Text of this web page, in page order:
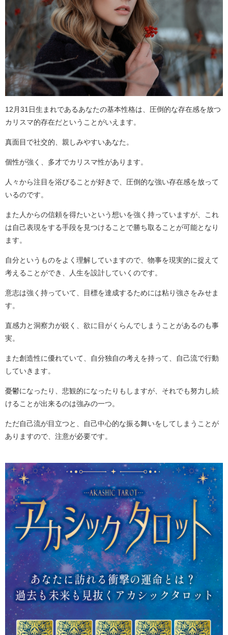
12月31日生まれであるあなたの基本性格は、圧倒的な存在感を放つ
カリスマ的存在だということがいえます。
真面目で社交的、親しみやすいあなた。
個性が強く、多才でカリスマ性があります。
人々から注目を浴びることが好きで、圧倒的な強い存在感を放って
いるのです。
また人からの信頼を得たいという想いを強く持っていますが、これ
は自己表現をする手段を見つけることで勝ち取ることが可能となり
ます。
自分というものをよく理解していますので、物事を現実的に捉えて
考えることができ、人生を設計していくのです。
意志は強く持っていて、目標を達成するためには粘り強さをみせま
す。
直感力と洞察力が鋭く、欲に目がくらんでしまうことがあるのも事
実。
また創造性に優れていて、自分独自の考えを持って、自己流で行動
していきます。
憂鬱になったり、悲観的になったりもしますが、それでも努力し続
けることが出来るのは強みの一つ。
ただ自己流が目立つと、自己中心的な振る舞いをしてしまうことが
ありますので、注意が必要です。